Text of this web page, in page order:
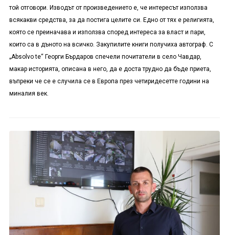
той отговори. Изводът от произведението е, че интересът използва
всякакви средства, за да постига целите си. Едно от тях е религията,
която се преиначава и използва според интереса за власт и пари,
които са в дъното на всичко. Закупилите книги получиха автограф. С
„Absolvo te“ Георги Бърдаров спечели почитатели в село Чавдар,
макар историята, описана в него, да е доста трудно да бъде приета,
въпреки че се е случила се в Европа през четиридесетте години на
миналия век.